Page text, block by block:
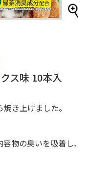
ス味 10本入
き上げました。
物の臭いを吸着し、